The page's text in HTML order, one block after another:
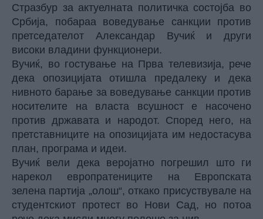
Стразбур за актуелната политичка состојба во
Србија, побараа воведување санкции против
претседателот Александар Вучиќ и други
високи владини функционери.
Вучиќ, во гостување на Прва телевизија, рече
дека опозицијата отишла предалеку и дека
нивното барање за воведување санкции против
носителите на власта всушност е насочено
против државата и народот. Според него, на
претставниците на опозицијата им недостасува
план, програма и идеи.
Вучиќ вели дека веројатно погрешил што ги
нарекол европратениците на Европската
зелена партија „олош“, откако присуствувале на
студентскиот протест во Нови Сад, но потоа